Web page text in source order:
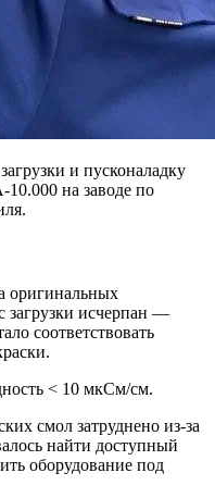
и пусконаладку
на заводе по
оригинальных
загрузки исчерпан —
соответствовать
< 10 мкСм/см.
смол затруднено из-за
найти доступный
оборудование под